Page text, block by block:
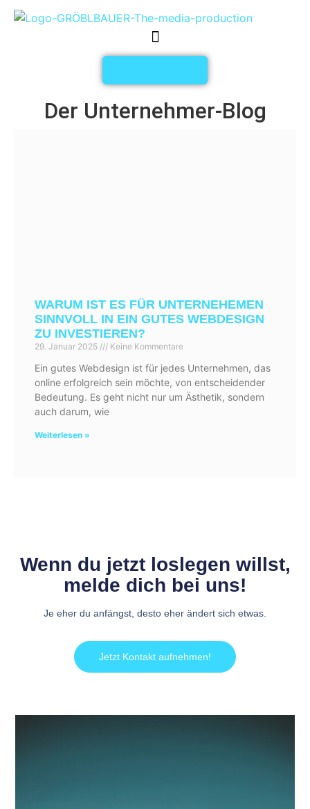
Der Unternehmer-Blog
WARUM IST ES FÜR UNTERNEHEMEN
SINNVOLL IN EIN GUTES WEBDESIGN
ZU INVESTIEREN?
29. Januar 2025 Keine Kommentare
Ein gutes Webdesign ist für jedes Unternehmen, das
online erfolgreich sein möchte, von entscheidender
Bedeutung. Es geht nicht nur um Ästhetik, sondern
auch darum, wie
Weiterlesen »
Wenn du jetzt loslegen willst,
melde dich bei uns!
Je eher du anfängst, desto eher ändert sich etwas.
Jetzt Kontakt aufnehmen!